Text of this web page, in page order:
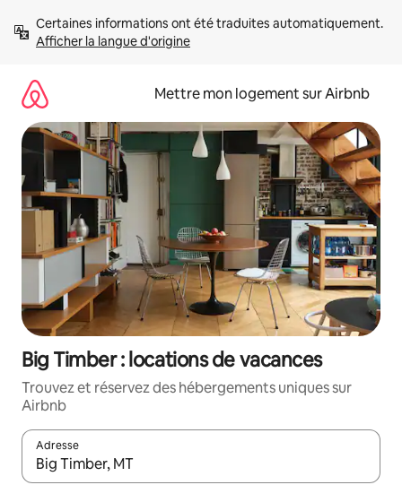
directement
Afficher la langue d'origine
Mettre mon logement sur Airbnb
Big Timber : locations de vacances
Trouvez et réservez des hébergements uniques sur
Airbnb
Adresse
Lorsque les résultats s'affichent, utilisez les flèches vers le